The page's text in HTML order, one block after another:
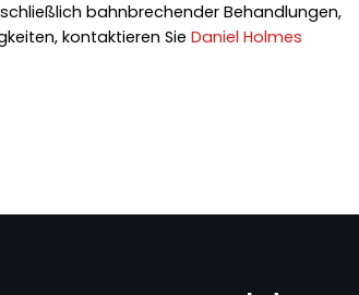
bahnbrechender Behandlungen,
kontaktieren Sie Daniel Holmes